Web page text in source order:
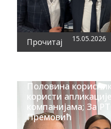
Прочитај 15.05.2026
Половина
користи
компанијама; За
Премовић